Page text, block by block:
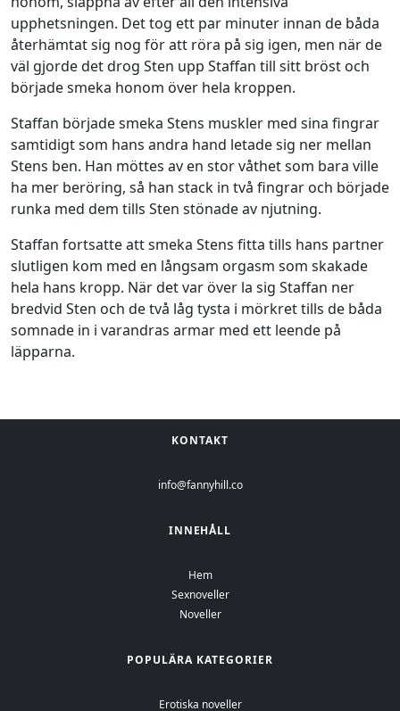
upphetsningen. Det tog ett par minuter innan de båda
återhämtat sig nog för att röra på sig igen, men när de
väl gjorde det drog Sten upp Staffan till sitt bröst och
började smeka honom över hela kroppen.
Staffan började smeka Stens muskler med sina fingrar
samtidigt som hans andra hand letade sig ner mellan
Stens ben. Han möttes av en stor våthet som bara ville
ha mer beröring, så han stack in två fingrar och började
runka med dem tills Sten stönade av njutning.
Staffan fortsatte att smeka Stens fitta tills hans partner
slutligen kom med en långsam orgasm som skakade
hela hans kropp. När det var över la sig Staffan ner
bredvid Sten och de två låg tysta i mörkret tills de båda
somnade in i varandras armar med ett leende på
läpparna.
KONTAKT
info@fannyhill.co
INNEHÅLL
Hem
Sexnoveller
Noveller
POPULÄRA KATEGORIER
Erotiska noveller